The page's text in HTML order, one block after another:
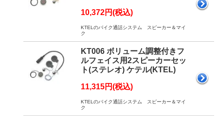
10,372円(税込)
KTELのバイク通話システム スピーカー＆マイ
ク
KT006 ボリューム調整付きフ
ルフェイス用2スピーカーセッ
ト(ステレオ) ケテル(KTEL)
11,315円(税込)
KTELのバイク通話システム スピーカー＆マイ
ク